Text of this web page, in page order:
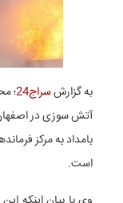
به گزارشسراج24
؛
بامداد به مرکز
است.